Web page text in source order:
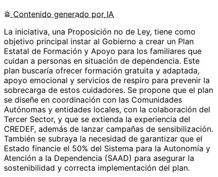
Contenido generado por IA
La iniciativa, una Proposición no de Ley, tiene como
objetivo principal instar al Gobierno a crear un Plan
Estatal de Formación y Apoyo para los familiares que
cuidan a personas en situación de dependencia. Este
plan buscaría ofrecer formación gratuita y adaptada,
apoyo emocional y servicios de respiro para prevenir la
sobrecarga de estos cuidadores. Se propone que el plan
se diseñe en coordinación con las Comunidades
Autónomas y entidades locales, con la colaboración del
Tercer Sector, y que se extienda la experiencia del
CREDEF, además de lanzar campañas de sensibilización.
También se subraya la necesidad de garantizar que el
Estado financie el 50% del Sistema para la Autonomía y
Atención a la Dependencia (SAAD) para asegurar la
sostenibilidad y correcta implementación del plan.